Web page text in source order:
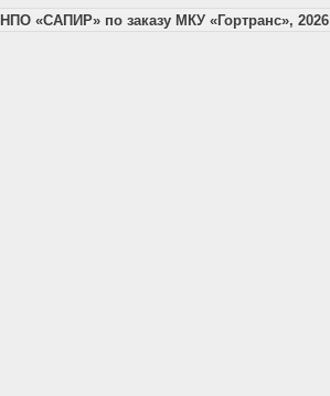
НПО «САПИР» по заказу МКУ «Гортранс», 2026